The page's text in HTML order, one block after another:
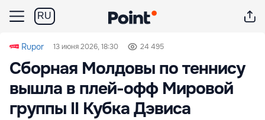
RU
Rupor 13 июня 2026, 18:30 24 495
Сборная Молдовы по теннису
вышла в плей-офф Мировой
группы II Кубка Дэвиса